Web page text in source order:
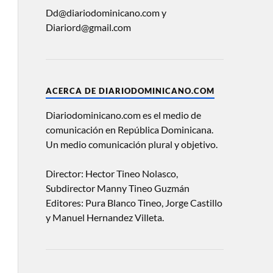
Dd@diariodominicano.com y
Diariord@gmail.com
ACERCA DE DIARIODOMINICANO.COM
Diariodominicano.com es el medio de
comunicación en República Dominicana.
Un medio comunicación plural y objetivo.
Director: Hector Tineo Nolasco,
Subdirector Manny Tineo Guzmán
Editores: Pura Blanco Tineo, Jorge Castillo
y Manuel Hernandez Villeta.